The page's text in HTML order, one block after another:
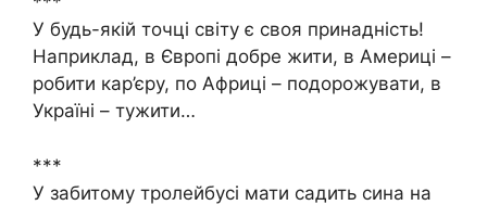
У будь-якій точці світу є своя принадність!
Наприклад, в Європі добре жити, в Америці –
робити кар’єру, по Африці – подорожувати, в
Україні – тужити…
***
У забитому тролейбусі мати садить сина на